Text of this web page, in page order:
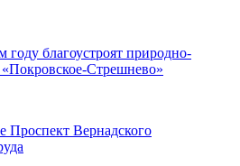
благоустроят природно-
Стрешнево»
Проспект Вернадского